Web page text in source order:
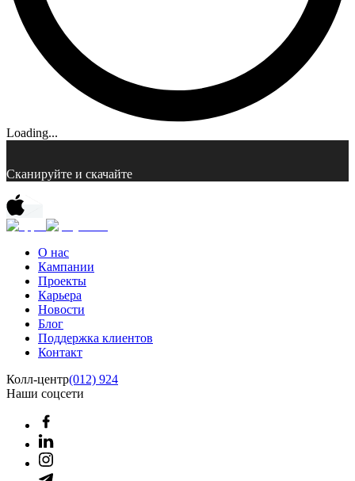
Loading...
Сканируйте и скачайте
О нас
Кампании
Проекты
Карьера
Новости
Блог
Поддержка клиентов
Контакт
Колл-центр(012) 924
Наши соцсети